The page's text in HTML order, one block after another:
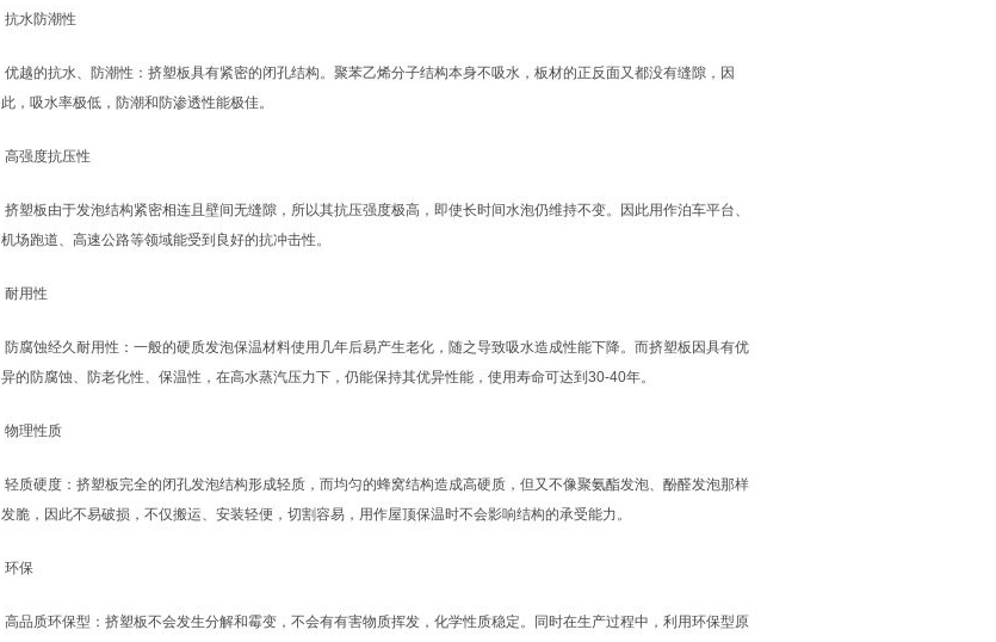
抗水防潮性
优越的抗水、防潮性：挤塑板具有紧密的闭孔结构。聚苯乙烯分子结构本身不吸水，板材的正反面又都没有缝隙，因
此，吸水率极低，防潮和防渗透性能极佳。
高强度抗压性
挤塑板由于发泡结构紧密相连且壁间无缝隙，所以其抗压强度极高，即使长时间水泡仍维持不变。因此用作泊车平台、
机场跑道、高速公路等领域能受到良好的抗冲击性。
耐用性
防腐蚀经久耐用性：一般的硬质发泡保温材料使用几年后易产生老化，随之导致吸水造成性能下降。而挤塑板因具有优
异的防腐蚀、防老化性、保温性，在高水蒸汽压力下，仍能保持其优异性能，使用寿命可达到30-40年。
物理性质
轻质硬度：挤塑板完全的闭孔发泡结构形成轻质，而均匀的蜂窝结构造成高硬质，但又不像聚氨酯发泡、酚醛发泡那样
发脆，因此不易破损，不仅搬运、安装轻便，切割容易，用作屋顶保温时不会影响结构的承受能力。
环保
高品质环保型：挤塑板不会发生分解和霉变，不会有有害物质挥发，化学性质稳定。同时在生产过程中，利用环保型原